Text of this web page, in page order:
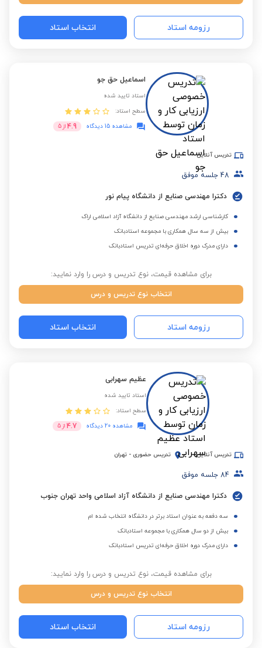
رزومه استاد انتخاب استاد
اسماعیل حق جو
استاد تایید شده
سطح استاد:
مشاهده 15 دیدگاه
4.9 از 5
تدریس آنلاین
48 جلسه موفق
دکترا مهندسی صنایع از دانشگاه پیام نور
کارشناسی ارشد مهندسی صنایع از دانشگاه آزاد اسلامی اراک
بیش از سه سال همکاری با مجموعه استادبانک
دارای مدرک دوره اخلاق حرفه‌ای تدریس استادبانک
برای مشاهده قیمت، نوع تدریس و درس را وارد نمایید:
انتخاب نوع تدریس و درس
رزومه استاد انتخاب استاد
عظیم سهرابی
استاد تایید شده
سطح استاد:
مشاهده 20 دیدگاه
4.7 از 5
تدریس آنلاین تدریس حضوری - تهران
84 جلسه موفق
دکترا مهندسی صنایع از دانشگاه آزاد اسلامی واحد تهران جنوب
سه دفعه به عنوان استاد برتر در دانشگاه انتخاب شده ام
بیش از دو سال همکاری با مجموعه استادبانک
دارای مدرک دوره اخلاق حرفه‌ای تدریس استادبانک
برای مشاهده قیمت، نوع تدریس و درس را وارد نمایید:
انتخاب نوع تدریس و درس
رزومه استاد انتخاب استاد